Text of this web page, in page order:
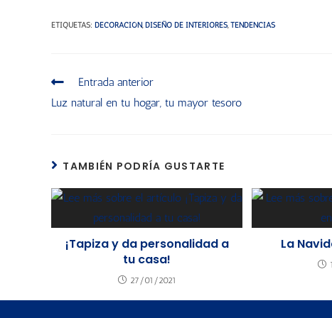
ETIQUETAS: DECORACIÓN, DISEÑO DE INTERIORES TENDENCIAS
Entrada anterior
Luz natural en tu hogar, tu mayor tesoro
TAMBIÉN PODRÍA GUSTARTE
¡Tapiza y da personalidad a
tu casa!
27/01/2021
La